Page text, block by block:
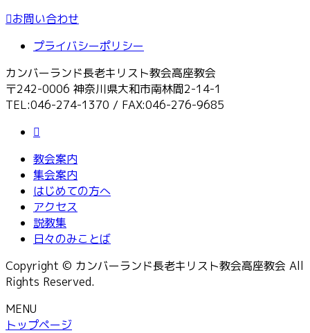
お問い合わせ
プライバシーポリシー
カンバーランド長老キリスト教会高座教会
〒242-0006 神奈川県大和市南林間2-14-1
TEL:046-274-1370 / FAX:046-276-9685
教会案内
集会案内
はじめての方へ
アクセス
説教集
日々のみことば
Copyright © カンバーランド長老キリスト教会高座教会 All
Rights Reserved.
MENU
トップページ